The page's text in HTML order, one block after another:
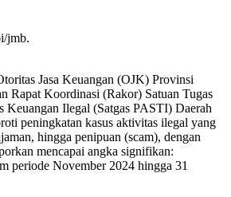
jmb.
Jasa Keuangan (OJK) Provinsi
Rapat Koordinasi (Rakor) Satuan Tugas
Keuangan Ilegal (Satgas PASTI) Daerah
peningkatan kasus aktivitas ilegal yang
hingga penipuan (scam), dengan
mencapai angka signifikan:
periode November 2024 hingga 31